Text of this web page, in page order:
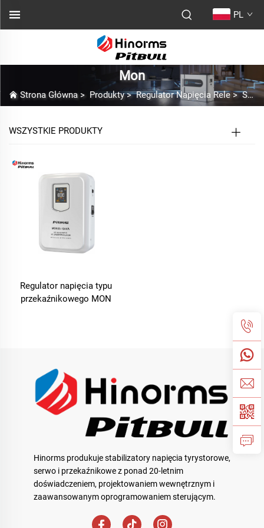
PL
Mon
Strona Główna> Produkty>Regulator Napięcia Rele>Seria naścenna
WSZYSTKIE PRODUKTY
Regulator napięcia typu
przekaźnikowego MON
Hinorms produkuje stabilizatory napięcia tyrystorowe,
serwo i przekaźnikowe z ponad 20-letnim
doświadczeniem, projektowaniem wewnętrznym i
zaawansowanym oprogramowaniem sterującym.